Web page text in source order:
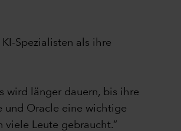
Spezialisten als ihre
wird länger dauern, bis ihre
und Oracle eine wichtige
viele Leute gebraucht.“